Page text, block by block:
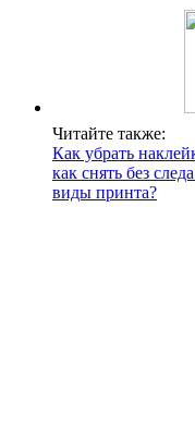
Читайте также:
Как убрать
как снять без
виды принта?